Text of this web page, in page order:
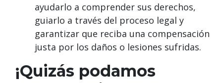
ayudarlo a comprender sus derechos,
guiarlo a través del proceso legal y
garantizar que reciba una compensación
justa por los daños o lesiones sufridas.
¡Quizás podamos